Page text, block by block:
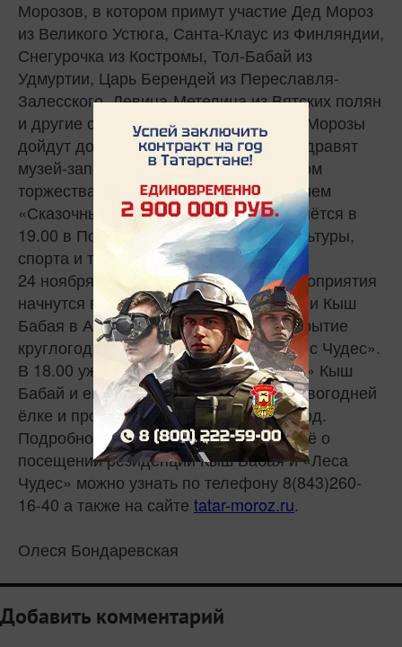
Морозов, в котором примут участие Дед Мороз
из Великого Устюга, Санта-Клаус из Финляндии,
Снегурочка из Костромы, Тол-Бабай из
Удмуртии, Царь Берендей из Переславля-
Залесского, Девица-Метелица из Вятских полян
и другие сказочные персонажи. Деды Морозы
дойдут до Казанского Кремля, где поздравят
музей-заповедник с 25-летием. Вечером
торжества продолжатся представлением
«Сказочный переполох», которое начнётся в
19.00 в Поволжской Академии физкультуры,
спорта и туризма.
24 ноября в 10.00 торжественные мероприятия
начнутся в Арске. В 14.00 в резиденции Кыш
Бабая в Арском районе состоится открытие
круглогодичного сказочного парка «Лес Чудес».
В 18.00 уже в Казани в ГТРК «Корсотн» Кыш
Бабай и его коллеги зажгут огни на новогодней
ёлке и проведут традиционный хоровод.
Подробности мероприятий, а также всё о
посещении резиденции Кыш Бабая и «Леса
Чудес» можно узнать по телефону 8(843)260-
16-40 а также на сайте tatar-moroz.ru.
Олеся Бондаревская
Добавить комментарий